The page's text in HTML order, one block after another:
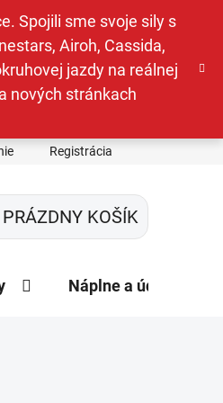
Spojili sme svoje sily s
Airoh, Cassida,
jazdy na reálnej
nových stránkach
Registrácia
PRÁZDNY KOŠÍK
Náplne a údržba